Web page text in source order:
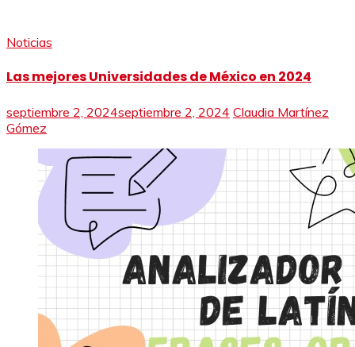
Noticias
Las mejores Universidades de México en 2024
septiembre 2, 2024septiembre 2, 2024 Claudia Martínez
Gómez